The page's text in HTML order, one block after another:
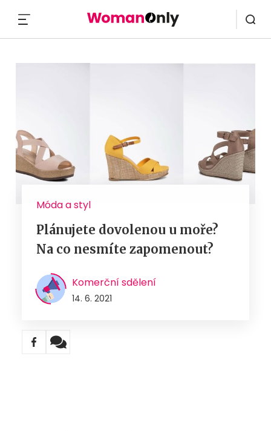
Móda a styl
Plánujete dovolenou u moře?
Na co nesmíte zapomenout?
Komerční sdělení
14. 6. 2021